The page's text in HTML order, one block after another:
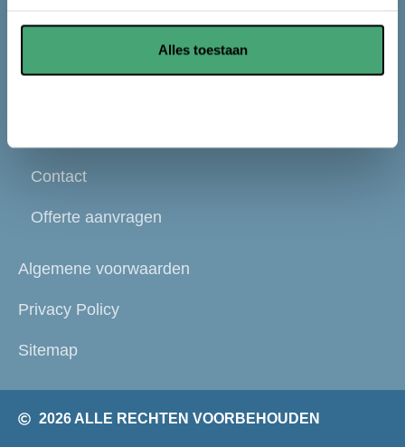
Alles toestaan
Contact
Offerte aanvragen
Algemene voorwaarden
Privacy Policy
Sitemap
2026 ALLE RECHTEN VOORBEHOUDEN